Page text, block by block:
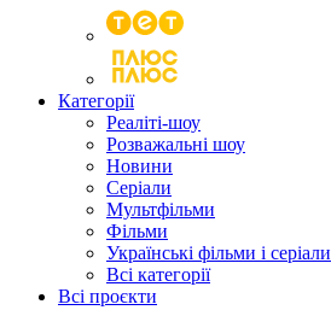
Категорії
Реаліті-шоу
Розважальні шоу
Новини
Серіали
Мультфільми
Фільми
Українські фільми і серіали
Всі категорії
Всі проєкти